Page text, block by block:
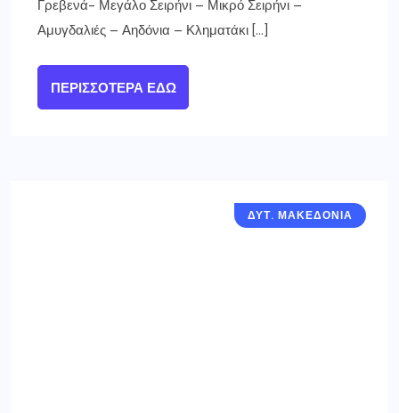
Γρεβενά- Μεγάλο Σειρήνι – Μικρό Σειρήνι –
Αμυγδαλιές – Αηδόνια – Κληματάκι […]
ΠΕΡΙΣΣΌΤΕΡΑ ΕΔΏ
ΔΥΤ. ΜΑΚΕΔΟΝΙΑ